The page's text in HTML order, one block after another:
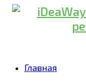
Главная